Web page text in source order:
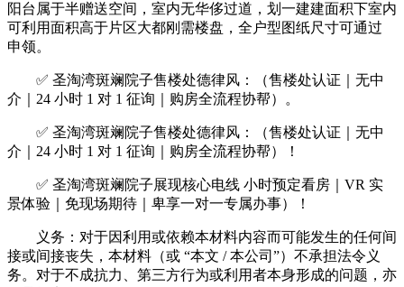
阳台属于半赠送空间，室内无华侈过道，划一建建面积下室内
可利用面积高于片区大都刚需楼盘，全户型图纸尺寸可通过
申领。
✅ 圣淘湾斑斓院子售楼处德律风：（售楼处认证｜无中
介｜24 小时 1 对 1 征询｜购房全流程协帮）。
✅ 圣淘湾斑斓院子售楼处德律风：（售楼处认证｜无中
介｜24 小时 1 对 1 征询｜购房全流程协帮）！
✅ 圣淘湾斑斓院子展现核心电线 小时预定看房｜VR 实
景体验｜免现场期待｜卑享一对一专属办事）！
义务：对于因利用或依赖本材料内容而可能发生的任何间
接或间接丧失，本材料（或 “本文 / 本公司”）不承担法令义
务。对于不成抗力、第三方行为或利用者本身形成的问题，亦